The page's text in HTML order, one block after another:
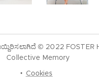
© 2022 FOSTER
Collective Memory
Cookies